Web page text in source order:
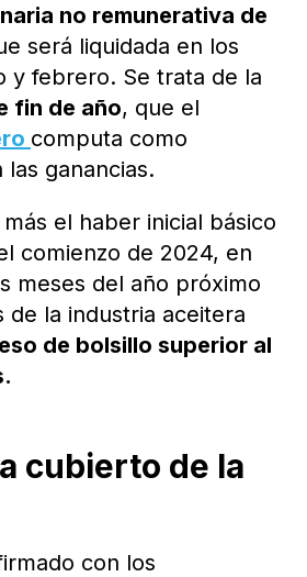
no remunerativa de
será liquidada en los
y febrero. Se trata de la
fin de año, que el
computa como
ganancias.
el haber inicial básico
comienzo de 2024, en
meses del año próximo
de la industria aceitera
de bolsillo superior al
cubierto de la
con los